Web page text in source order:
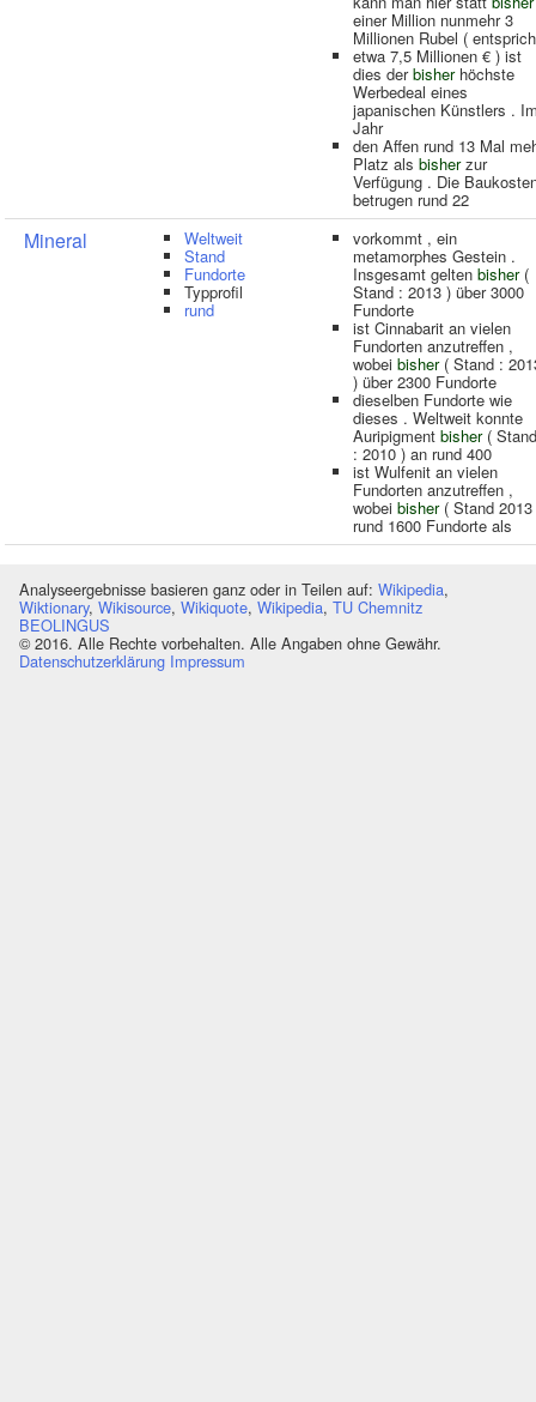
einer Million nunmehr 3
Millionen Rubel (
etwa 7,5 Millionen € ) ist
dies derbisherhöchste
Werbedeal eines
japanischen Künstlers .
Jahr
den Affen rund 13 Mal
Platz als bisherzur
Verfügung . Die
betrugen rund 22
Mineral Weltweit
Stand
Fundorte
Typprofil
rund
vorkommt , ein
metamorphes Gestein .
Insgesamt gelten bisher(
Stand : 2013 ) über 3000
Fundorte
ist Cinnabarit an vielen
Fundorten anzutreffen ,
wobei bisher( Stand :
) über 2300 Fundorte
dieselben Fundorte wie
dieses . Weltweit konnte
Auripigment bisher( Stand
: 2010 ) an rund 400
ist Wulfenit an vielen
Fundorten anzutreffen ,
wobei bisher( Stand 2013
rund 1600 Fundorte als
Analyseergebnisse basieren ganz oder in Teilen auf: Wikipedia,
Wiktionary, Wikisource, Wikiquote, Wikipedia, TU Chemnitz
BEOLINGUS
© 2016. Alle Rechte vorbehalten. Alle Angaben ohne Gewähr.
Datenschutzerklärung Impressum